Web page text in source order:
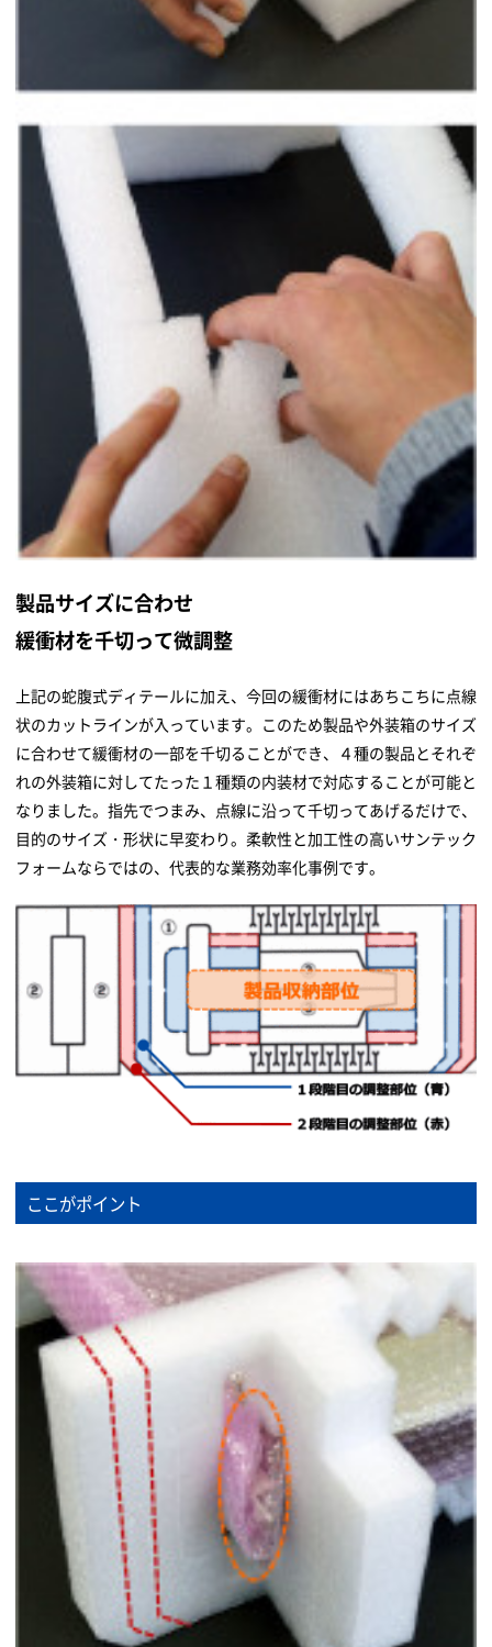
製品サイズに合わせ
緩衝材を千切って微調整
上記の蛇腹式ディテールに加え、今回の緩衝材にはあちこちに点線
状のカットラインが入っています。このため製品や外装箱のサイズ
に合わせて緩衝材の一部を千切ることができ、４種の製品とそれぞ
れの外装箱に対してたった１種類の内装材で対応することが可能と
なりました。指先でつまみ、点線に沿って千切ってあげるだけで、
目的のサイズ・形状に早変わり。柔軟性と加工性の高いサンテック
フォームならではの、代表的な業務効率化事例です。
ここがポイント